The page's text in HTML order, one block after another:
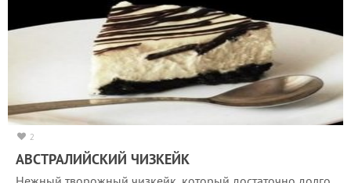
2
АВСТРАЛИЙСКИЙ ЧИЗКЕЙК